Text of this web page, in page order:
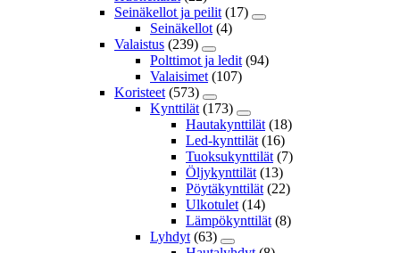
Seinäkellot ja peilit (17)
Seinäkellot (4)
Valaistus (239)
Polttimot ja ledit (94)
Valaisimet (107)
Koristeet (573)
Kynttilät (173)
Hautakynttilät (18)
Led-kynttilät (16)
Tuoksukynttilät (7)
Öljykynttilät (13)
Pöytäkynttilät (22)
Ulkotulet (14)
Lämpökynttilät (8)
Lyhdyt (63)